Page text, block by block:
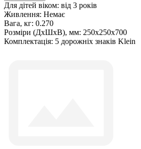
Для дітей віком: від 3 років
Живлення: Немає
Вага, кг: 0.270
Розміри (ДxШxВ), мм: 250х250х700
Комплектація: 5 дорожніх знаків Klein